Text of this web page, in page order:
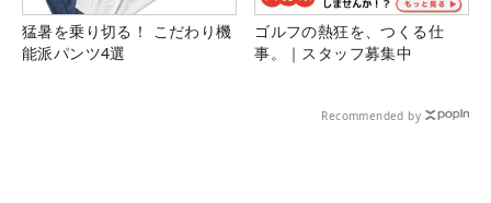
猛暑を乗り切る！ こだわり機
能派パンツ4選
ゴルフの熱狂を、つくる仕
事。｜スタッフ募集中
Recommended by